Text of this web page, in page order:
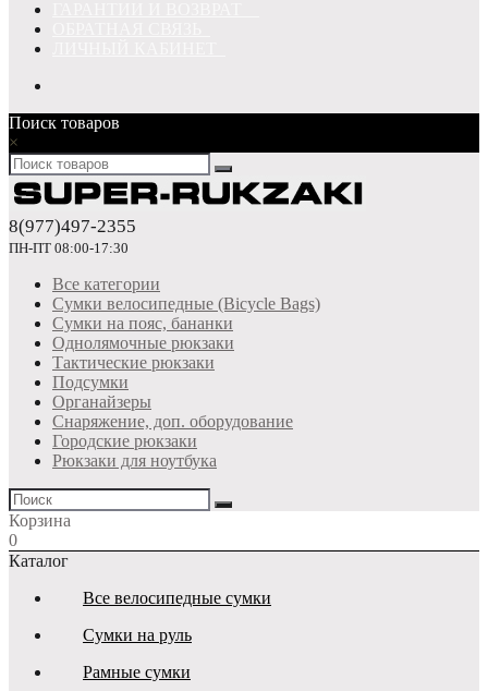
Поиск товаров
×
8(977)497-2355
ПН-ПТ 08:00-17:30
Все категории
Сумки велосипедные (Bicycle Bags)
Сумки на пояс, бананки
Однолямочные рюкзаки
Тактические рюкзаки
Подсумки
Органайзеры
Снаряжение, доп. оборудование
Городские рюкзаки
Рюкзаки для ноутбука
Корзина
0
Каталог
Все велосипедные сумки
Сумки на руль
Рамные сумки